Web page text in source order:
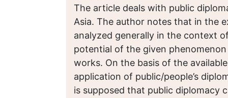
The article deals with public
Asia. The author notes that in the
analyzed generally in the context
potential of the given
works. On the basis of the
application of public/people’s
is supposed that public diplomacy